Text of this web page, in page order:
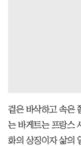
겉은 바삭하고 속은
는 바게트는 프랑스
화의 상징이자 삶의